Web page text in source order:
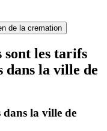
de la cremation
sont les tarifs
dans la ville de
dans la ville de